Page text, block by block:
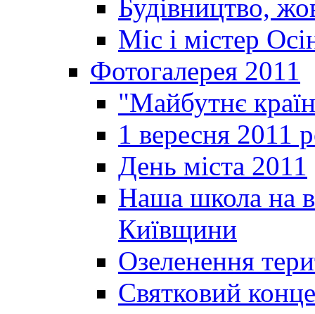
Будівництво,
Міс і містер
Фотогалерея 2011
"Майбутнє
1 вересня 2011
День міста 2011
Наша школа на
Київщини
Озеленення
Святковий